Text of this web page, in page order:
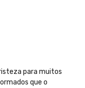
para muitos
que o